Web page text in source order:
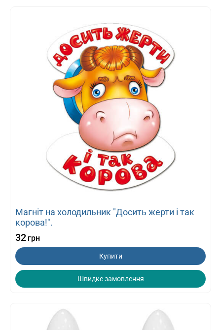
Магніт на холодильник "Досить жерти і так
корова!".
32 грн
Купити
Швидке замовлення